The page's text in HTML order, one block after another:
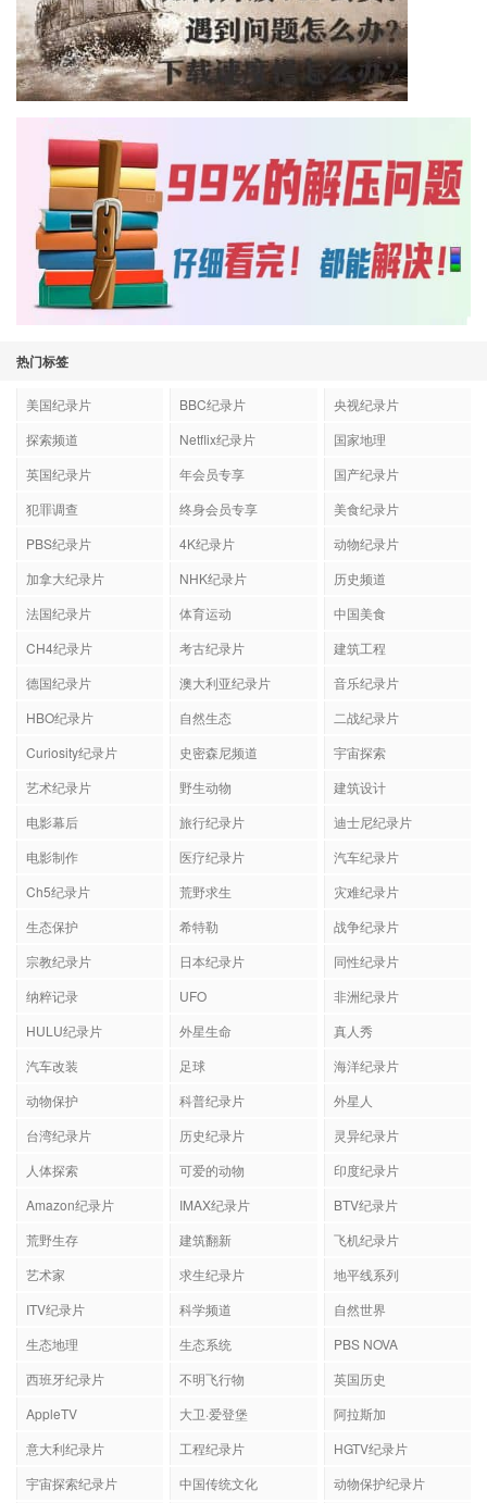
美国纪录片 BBC纪录片
央视纪录片
探索频道
Netflix纪录片
国家地理
英国纪录片
年会员专享
国产纪录片
犯罪调查
终身会员专享
美食纪录片
PBS纪录片
4K纪录片
动物纪录片
加拿大纪录片
NHK纪录片
历史频道
法国纪录片
体育运动
中国美食
CH4纪录片
考古纪录片
建筑工程
德国纪录片
澳大利亚纪录片
音乐纪录片
HBO纪录片
自然生态
二战纪录片
Curiosity纪录片
史密森尼频道
宇宙探索
艺术纪录片
野生动物
建筑设计
电影幕后
旅行纪录片
迪士尼纪录片
电影制作
医疗纪录片
汽车纪录片
Ch5纪录片
荒野求生
灾难纪录片
生态保护
希特勒
战争纪录片
宗教纪录片
日本纪录片
同性纪录片
纳粹记录
UFO
非洲纪录片
HULU纪录片
外星生命
真人秀
汽车改装
足球
海洋纪录片
动物保护
科普纪录片
外星人
台湾纪录片
历史纪录片
灵异纪录片
人体探索
可爱的动物
印度纪录片
Amazon纪录片
IMAX纪录片
BTV纪录片
荒野生存
建筑翻新
飞机纪录片
艺术家
求生纪录片
地平线系列
ITV纪录片
科学频道
自然世界
生态地理
生态系统
PBS NOVA
西班牙纪录片
不明飞行物
英国历史
AppleTV
大卫·爱登堡
阿拉斯加
意大利纪录片
工程纪录片
HGTV纪录片